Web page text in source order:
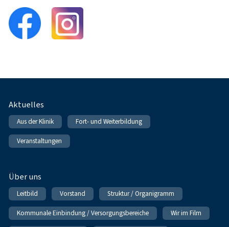
Fußnavigation
Aktuelles
Aus der Klinik Fort- und Weiterbildung
Veranstaltungen
Über uns
Leitbild Vorstand Struktur / Organigramm
Kommunale Einbindung / Versorgungsbereiche Wir im Film